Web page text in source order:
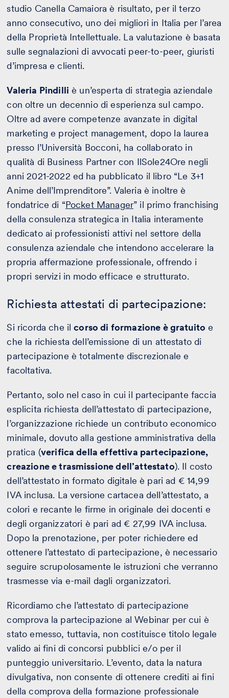
studio Canella Camaiora è risultato, per il terzo
anno consecutivo, uno dei migliori in Italia per l’area
della Proprietà Intellettuale. La valutazione è basata
sulle segnalazioni di avvocati peer-to-peer, giuristi
d’impresa e clienti.
Valeria Pindilli è un’esperta di strategia aziendale
con oltre un decennio di esperienza sul campo.
Oltre ad avere competenze avanzate in digital
marketing e project management, dopo la laurea
presso l’Università Bocconi, ha collaborato in
qualità di Business Partner con IlSole24Ore negli
anni 2021-2022 ed ha pubblicato il libro “Le 3+1
Anime dell’Imprenditore”. Valeria è inoltre è
fondatrice di “Pocket Manager” il primo franchising
della consulenza strategica in Italia interamente
dedicato ai professionisti attivi nel settore della
consulenza aziendale che intendono accelerare la
propria affermazione professionale, offrendo i
propri servizi in modo efficace e strutturato.
Richiesta attestati di partecipazione:
Si ricorda che ilcorso di formazione è gratuito e
che la richiesta dell’emissione di un attestato di
partecipazione è totalmente discrezionale e
facoltativa.
Pertanto, solo nel caso in cui il partecipante faccia
esplicita richiesta dell’attestato di partecipazione,
l’organizzazione richiede un contributo economico
minimale, dovuto alla gestione amministrativa della
pratica (verifica della effettiva partecipazione,
creazione e trasmissione dell’attestato). Il costo
dell’attestato in formato digitale è pari ad € 14,99
IVA inclusa. La versione cartacea dell’attestato, a
colori e recante le firme in originale dei docenti e
degli organizzatori è pari ad € 27,99 IVA inclusa.
Dopo la prenotazione, per poter richiedere ed
ottenere l’attestato di partecipazione, è necessario
seguire scrupolosamente le istruzioni che verranno
trasmesse via e-mail dagli organizzatori.
Ricordiamo che l’attestato di partecipazione
comprova la partecipazione al Webinar per cui è
stato emesso, tuttavia, non costituisce titolo legale
valido ai fini di concorsi pubblici e/o per il
punteggio universitario. L’evento, data la natura
divulgativa, non consente di ottenere crediti ai fini
della comprova della formazione professionale